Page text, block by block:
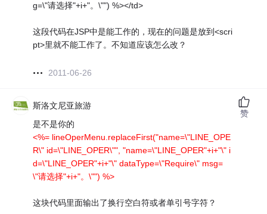
g=\"请选择"+i+"。\"") %></td>
这段代码在JSP中是能工作的，现在的问题是放到<scri
pt>里就不能工作了。不知道应该怎么改？
2011-06-26
斯洛文尼亚旅游
是不是你的
<%= lineOperMenu.replaceFirst("name=\"LINE_OPE
R\" id=\"LINE_OPER\"", "name=\"LINE_OPER"+i+"\" i
d=\"LINE_OPER"+i+"\" dataType=\"Require\" msg=
\"请选择"+i+"。\"") %>
这块代码里面输出了换行空白符或者单引号字符？
赞